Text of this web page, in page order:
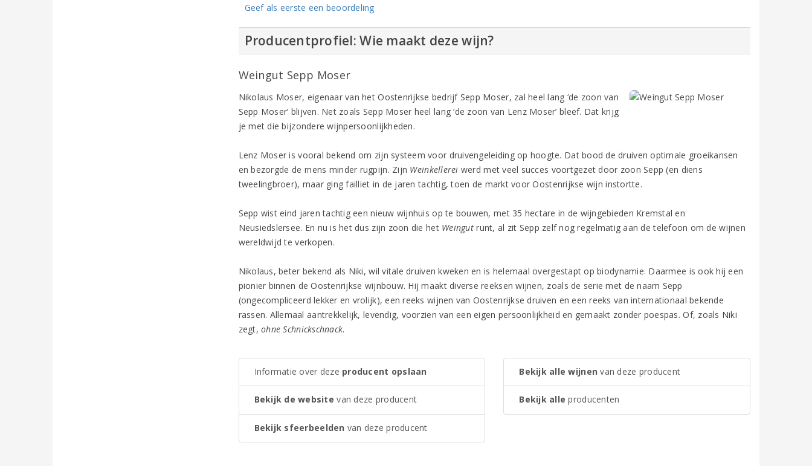
Geef als eerste een beoordeling
Producentprofiel: Wie maakt deze wijn?
Weingut Sepp Moser
Nikolaus Moser, eigenaar van het Oostenrijkse bedrijf Sepp Moser, zal heel lang ‘de zoon van
Sepp Moser’ blijven. Net zoals Sepp Moser heel lang ‘de zoon van Lenz Moser’ bleef. Dat krijg
je met die bijzondere wijnpersoonlijkheden.
Lenz Moser is vooral bekend om zijn systeem voor druivengeleiding op hoogte. Dat bood de druiven optimale groeikansen
en bezorgde de mens minder rugpijn. Zijn Weinkellerei werd met veel succes voortgezet door zoon Sepp (en diens
tweelingbroer), maar ging failliet in de jaren tachtig, toen de markt voor Oostenrijkse wijn instortte.
Sepp wist eind jaren tachtig een nieuw wijnhuis op te bouwen, met 35 hectare in de wijngebieden Kremstal en
Neusiedslersee. En nu is het dus zijn zoon die het Weingutrunt, al zit Sepp zelf nog regelmatig aan de telefoon om de wijnen
wereldwijd te verkopen.
Nikolaus, beter bekend als Niki, wil vitale druiven kweken en is helemaal overgestapt op biodynamie. Daarmee is ook hij een
pionier binnen de Oostenrijkse wijnbouw. Hij maakt diverse reeksen wijnen, zoals de serie met de naam Sepp
(ongecompliceerd lekker en vrolijk), een reeks wijnen van Oostenrijkse druiven en een reeks van internationaal bekende
rassen. Allemaal aantrekkelijk, levendig, voorzien van een eigen persoonlijkheid en gemaakt zonder poespas. Of, zoals Niki
zegt,ohne Schnickschnack.
Informatie over deze producent opslaan
Bekijk de website van deze producent
Bekijk sfeerbeelden van deze producent
Bekijk alle wijnen van deze producent
Bekijk alle producenten